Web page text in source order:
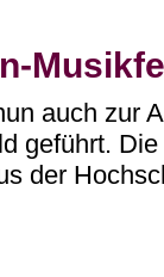
auch zur
geführt.
der